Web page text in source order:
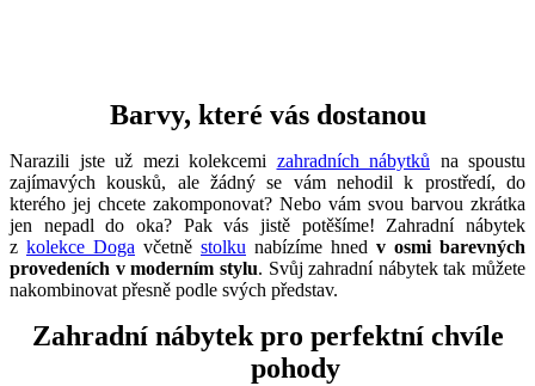
Barvy, které vás dostanou
Narazili jste už mezi kolekcemi zahradních nábytků na spoustu
zajímavých kousků, ale žádný se vám nehodil k prostředí, do
kterého jej chcete zakomponovat? Nebo vám svou barvou zkrátka
jen nepadl do oka? Pak vás jistě potěšíme! Zahradní nábytek
z kolekce Doga včetně stolku nabízíme hned v osmi barevných
provedeních v moderním stylu. Svůj zahradní nábytek tak můžete
nakombinovat přesně podle svých představ.
Zahradní nábytek pro perfektní chvíle
pohody